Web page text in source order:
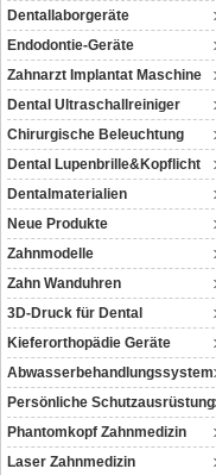
Dentallaborgeräte
Endodontie-Geräte
Zahnarzt Implantat Maschine
Dental Ultraschallreiniger
Chirurgische Beleuchtung
Dental Lupenbrille&Kopflicht
Dentalmaterialien
Neue Produkte
Zahnmodelle
Zahn Wanduhren
3D-Druck für Dental
Kieferorthopädie Geräte
Abwasserbehandlungssystem
Persönliche Schutzausrüstung
Phantomkopf Zahnmedizin
Laser Zahnmedizin